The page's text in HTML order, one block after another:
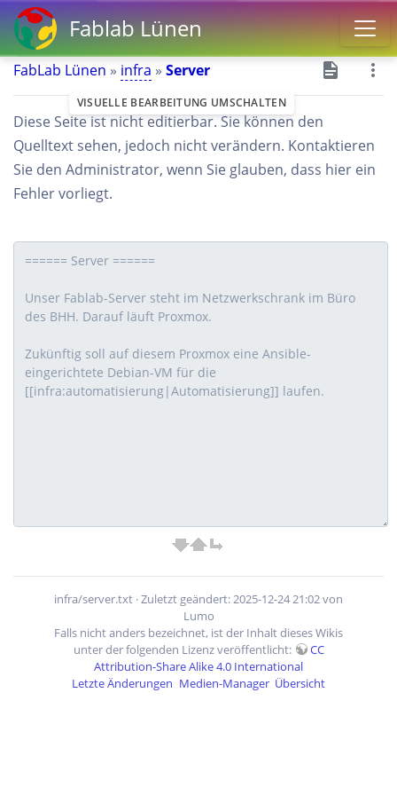
Fablab Lünen
FabLab Lünen » infra » Server
Diese Seite ist nicht editierbar. Sie können den
Quelltext sehen, jedoch nicht verändern. Kontaktieren
Sie den Administrator, wenn Sie glauben, dass hier ein
Fehler vorliegt.
VISUELLE BEARBEITUNG UMSCHALTEN
infra/server.txt · Zuletzt geändert: 2025-12-24 21:02 von
Lumo
Falls nicht anders bezeichnet, ist der Inhalt dieses Wikis
unter der folgenden Lizenz veröffentlicht:
CC
Attribution-Share Alike 4.0 International
Letzte Änderungen Medien-Manager Übersicht